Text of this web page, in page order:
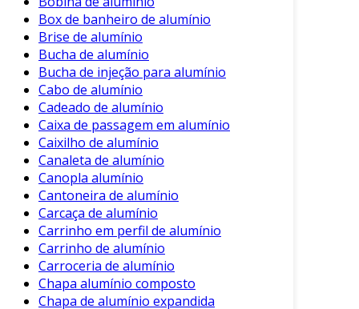
Coberturas de Galpões
leveza e resistência, são ideais para
grandes estruturas.
Residências: Cada vez mais utilizadas em
telhados residenciais, agregando valor
estético.
Indústrias : Sua durabilidade e resistência
a ambientes agressivos fazem dela uma
escolha ideal.
Essas aplicações refletem a adaptabilidade da
telha de alumínio para atender diferentes
necessidades.
Considerações na Escolha
Box de banheiro de alumínio
Brise de alumínio
Bucha de alumínio
Bucha de injeção para alumínio
Cabo de alumínio
Cadeado de alumínio
Caixa de passagem em alumínio
Caixilho de alumínio
Canaleta de alumínio
Canopla alumínio
Cantoneira de alumínio
Carcaça de alumínio
Carrinho em perfil de alumínio
Carrinho de alumínio
Carroceria de alumínio
Chapa alumínio composto
Chapa de alumínio expandida